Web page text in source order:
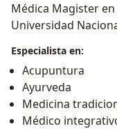
Médica Magister
Universidad
Especialista en:
Acupuntura
Ayurveda
Medicina
Médico